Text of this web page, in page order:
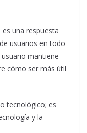
una respuesta
usuarios en todo
mantiene
cómo ser más útil
tecnológico; es
y la